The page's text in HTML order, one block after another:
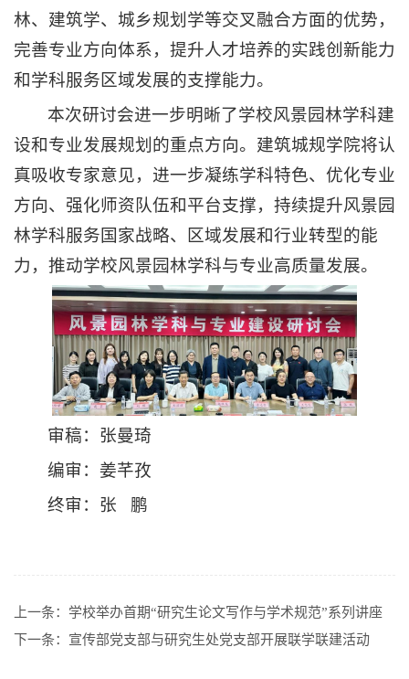
林、建筑学、城乡规划学等交叉融合方面的优势，
完善专业方向体系，提升人才培养的实践创新能力
和学科服务区域发展的支撑能力。
本次研讨会进一步明晰了学校风景园林学科建
设和专业发展规划的重点方向。建筑城规学院将认
真吸收专家意见，进一步凝练学科特色、优化专业
方向、强化师资队伍和平台支撑，持续提升风景园
林学科服务国家战略、区域发展和行业转型的能
力，推动学校风景园林学科与专业高质量发展。
审稿：张曼琦
编审：姜芊孜
终审：张 鹏
上一条： 学校举办首期“研究生论文写作与学术规范”系列讲座
下一条： 宣传部党支部与研究生处党支部开展联学联建活动